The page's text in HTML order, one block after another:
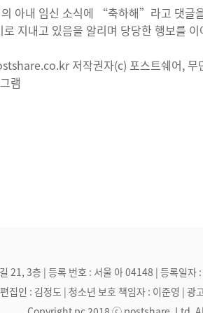
아내 임신 소식에 “축하해”라고 댓글
지내고 있음을 알리며 당당한 행보를 이
저작권자(c) 포스트쉐어, 무
램
21, 3층 | 등록 번호 : 서울 아 04148 | 등록일
집인 : 김정도 | 청소년 보호 책임자 : 이준영